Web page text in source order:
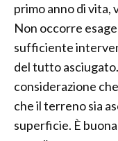
primo anno di vita,
Non occorre
sufficiente
del tutto
considerazione
che il terreno sia
superficie. È